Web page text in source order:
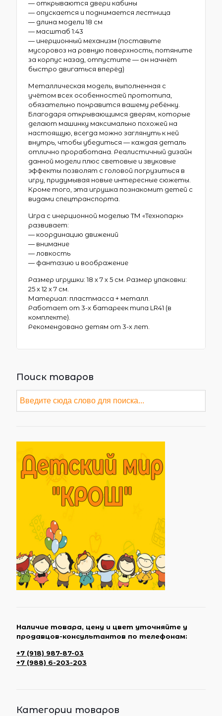
— открываются двери кабины
— опускается и поднимается лестница
— длина модели 18 см
— масштаб 1:43
— инерционный механизм (поставьте
мусоровоз на ровную поверхность, потяните
за корпус назад, отпустите — он начнёт
быстро двигаться вперёд)
Металлическая модель, выполненная с
учётом всех особенностей прототипа,
обязательно понравится вашему ребёнку.
Благодаря открывающимся дверям, которые
делают машинку максимально похожей на
настоящую, всегда можно заглянуть к ней
внутрь, чтобы убедиться — каждая деталь
отлично проработана. Реалистичный дизайн
данной модели плюс световые и звуковые
эффекты позволят с головой погрузиться в
игру, придумывая новые интересные сюжеты.
Кроме того, эта игрушка познакомит детей с
видами спецтранспорта.
Игра с инерционной моделью ТМ «Технопарк»
развивает:
— координацию движений
— внимание
— ловкость
— фантазию и воображение
Размер игрушки: 18 х 7 х 5 см. Размер упаковки:
25 х 12 х 7 см.
Материал: пластмасса + металл.
Работает от 3-х батареек типа LR41 (в
комплекте).
Рекомендовано детям от 3-х лет.
Поиск товаров
Наличие товара, цену и цвет уточняйте у
продавцов-консультантов по телефонам:
+7 (918) 987-87-03
+7 (988) 6-203-203
Категории товаров